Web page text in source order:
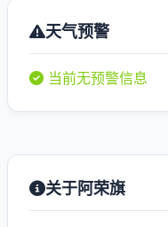
天气预警
当前无预警信息
关于阿荣旗